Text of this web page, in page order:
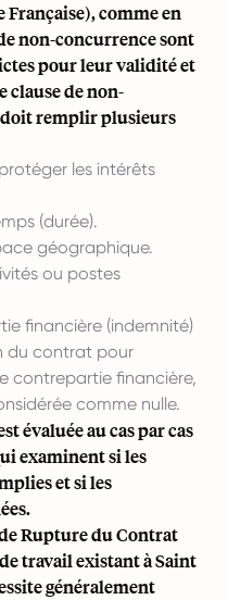
comme en
non-concurrence sont
pour leur validité et
clause de non-
doit remplir plusieurs
les intérêts
(durée).
géographique.
ou postes
financière (indemnité)
du contrat pour
contrepartie financière,
comme nulle.
évaluée au cas par cas
examinent si les
et si les
Rupture du Contrat
travail existant à Saint
généralement